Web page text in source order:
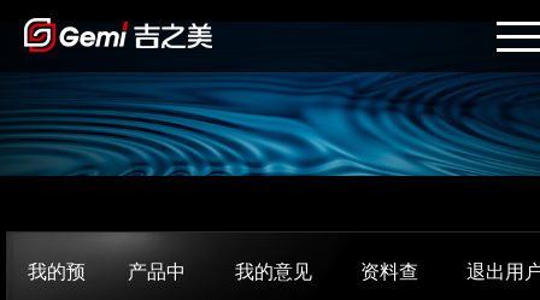
我的预 产品中 我的意见 资料查 退出用